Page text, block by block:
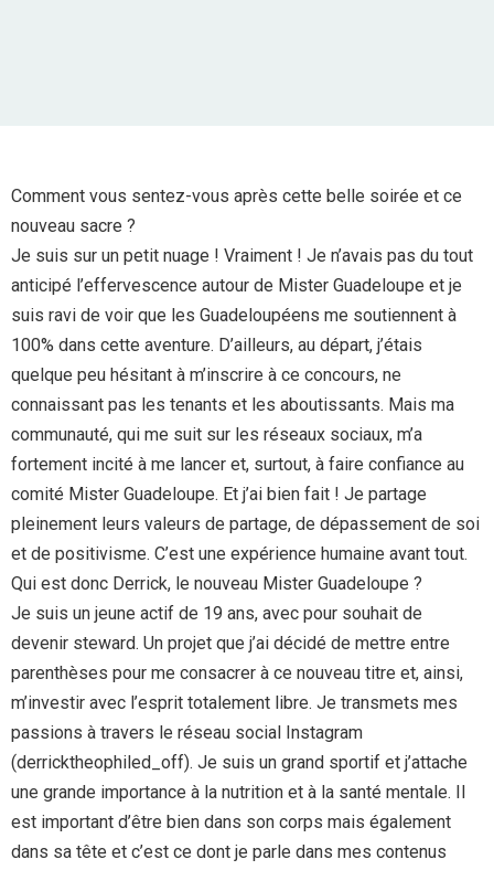
Comment vous sentez-vous après cette belle soirée et ce
nouveau sacre ?
Je suis sur un petit nuage ! Vraiment ! Je n’avais pas du tout
anticipé l’effervescence autour de Mister Guadeloupe et je
suis ravi de voir que les Guadeloupéens me soutiennent à
100% dans cette aventure. D’ailleurs, au départ, j’étais
quelque peu hésitant à m’inscrire à ce concours, ne
connaissant pas les tenants et les aboutissants. Mais ma
communauté, qui me suit sur les réseaux sociaux, m’a
fortement incité à me lancer et, surtout, à faire confiance au
comité Mister Guadeloupe. Et j’ai bien fait ! Je partage
pleinement leurs valeurs de partage, de dépassement de soi
et de positivisme. C’est une expérience humaine avant tout.
Qui est donc Derrick, le nouveau Mister Guadeloupe ?
Je suis un jeune actif de 19 ans, avec pour souhait de
devenir steward. Un projet que j’ai décidé de mettre entre
parenthèses pour me consacrer à ce nouveau titre et, ainsi,
m’investir avec l’esprit totalement libre. Je transmets mes
passions à travers le réseau social Instagram
(derricktheophiled_off). Je suis un grand sportif et j’attache
une grande importance à la nutrition et à la santé mentale. Il
est important d’être bien dans son corps mais également
dans sa tête et c’est ce dont je parle dans mes contenus